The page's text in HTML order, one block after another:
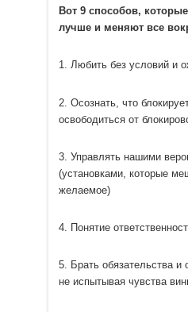
Вот 9 способов,
лучше и меняют все
1. Любить без условий и
2. Осознать, что
освободиться от
3. Управлять нашими
(установками, которые
желаемое)
4. Понятие
5. Брать обязательства и
не испытывая чувства